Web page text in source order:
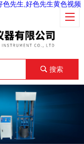
先生,好色先生黄色视频
搜索